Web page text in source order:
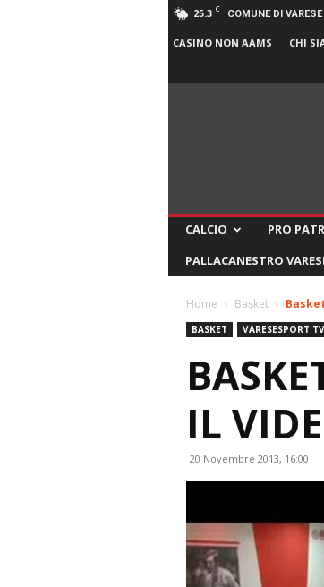
25.3 C COMUNE DI VARESE
CASINO NON AAMS CHI
CALCIO PRO
PALLACANESTRO
Home Basket
BASKET VARESESPORT TV
IL
20 Novembre 2013, 16:00